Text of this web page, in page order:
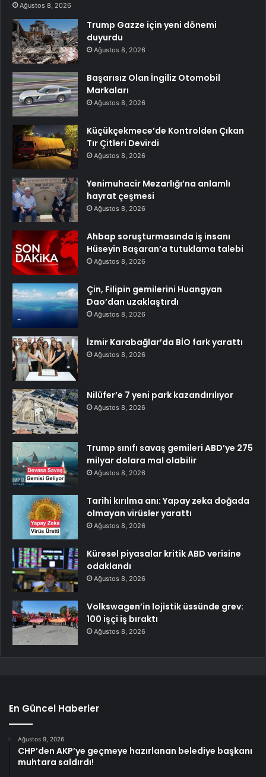
Ağustos 8, 2026
Trump Gazze için yeni dönemi
duyurdu
Ağustos 8, 2026
Başarısız Olan İngiliz Otomobil
Markaları
Ağustos 8, 2026
Küçükçekmece’de Kontrolden Çıkan
Tır Çitleri Devirdi
Ağustos 8, 2026
Yenimuhacir Mezarlığı’na anlamlı
hayrat çeşmesi
Ağustos 8, 2026
Ahbap soruşturmasında iş insanı
Hüseyin Başaran’a tutuklama talebi
Ağustos 8, 2026
Çin, Filipin gemilerini Huangyan
Dao’dan uzaklaştırdı
Ağustos 8, 2026
İzmir Karabağlar’da BİO fark yarattı
Ağustos 8, 2026
Nilüfer’e 7 yeni park kazandırılıyor
Ağustos 8, 2026
Trump sınıfı savaş gemileri ABD’ye 275
milyar dolara mal olabilir
Ağustos 8, 2026
Tarihi kırılma anı: Yapay zeka doğada
olmayan virüsler yarattı
Ağustos 8, 2026
Küresel piyasalar kritik ABD verisine
odaklandı
Ağustos 8, 2026
Volkswagen’in lojistik üssünde grev:
100 işçi iş bıraktı
Ağustos 8, 2026
En Güncel Haberler
Ağustos 9, 2026
CHP’den AKP’ye geçmeye hazırlanan belediye başkanı
muhtara saldırdı!